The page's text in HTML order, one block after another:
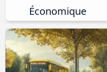
Économique